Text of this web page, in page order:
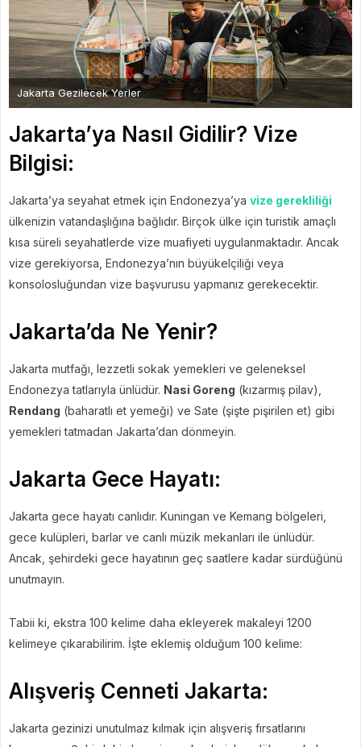
Jakarta Gezilecek Yerler
Jakarta’ya Nasıl Gidilir? Vize
Bilgisi:
Jakarta’ya seyahat etmek için Endonezya’ya vize gerekliliği
ülkenizin vatandaşlığına bağlıdır. Birçok ülke için turistik amaçlı
kısa süreli seyahatlerde vize muafiyeti uygulanmaktadır. Ancak
vize gerekiyorsa, Endonezya’nın büyükelçiliği veya
konsolosluğundan vize başvurusu yapmanız gerekecektir.
Jakarta’da Ne Yenir?
Jakarta mutfağı, lezzetli sokak yemekleri ve geleneksel
Endonezya tatlarıyla ünlüdür. Nasi Goreng (kızarmış pilav),
Rendang (baharatlı et yemeği) ve Sate (şişte pişirilen et) gibi
yemekleri tatmadan Jakarta’dan dönmeyin.
Jakarta Gece Hayatı:
Jakarta gece hayatı canlıdır. Kuningan ve Kemang bölgeleri,
gece kulüpleri, barlar ve canlı müzik mekanları ile ünlüdür.
Ancak, şehirdeki gece hayatının geç saatlere kadar sürdüğünü
unutmayın.
Tabii ki, ekstra 100 kelime daha ekleyerek makaleyi 1200
kelimeye çıkarabilirim. İşte eklemiş olduğum 100 kelime:
Alışveriş Cenneti Jakarta:
Jakarta gezinizi unutulmaz kılmak için alışveriş fırsatlarını